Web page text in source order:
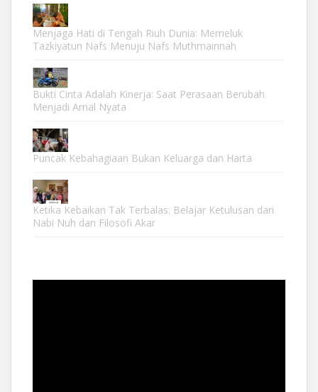
Menjaga Hati di Tengah Riuh Dunia: Memeluk
Tazkiyatun Nafs Menuju Nafs Muthmainnah
Bukti Cinta Adalah Kinerja: Saat Perasaan Berubah
Menjadi Amal Nyata
Puncak Kebahagiaan Bukan Keluarga dan Harta
Ketika Kebaikan Tak Terbalas: Belajar Ketulusan dari
Nabi Nuh dan Filosofi Akar